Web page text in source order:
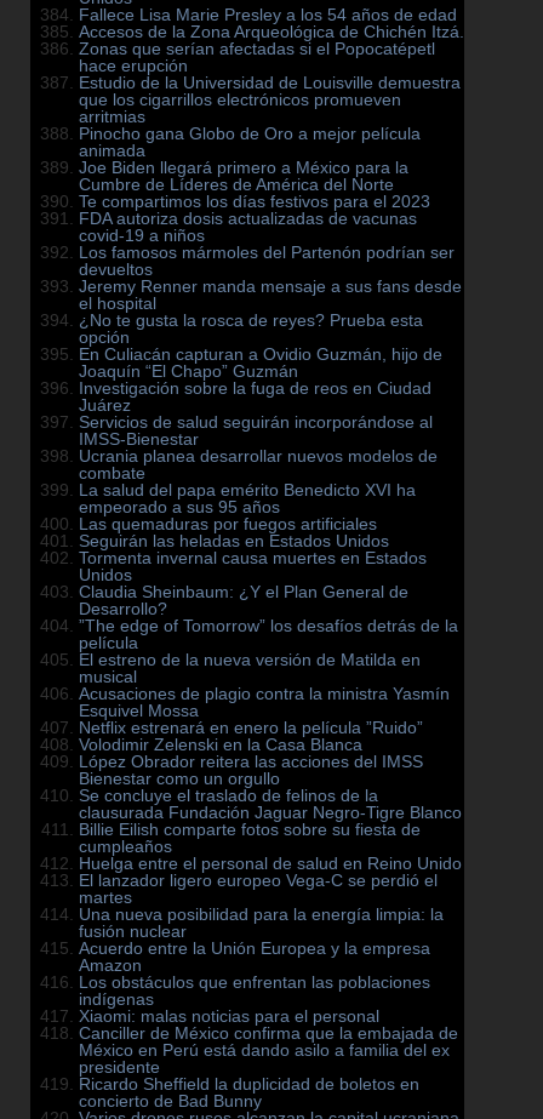
Fallece Lisa Marie Presley a los 54 años de edad
Accesos de la Zona Arqueológica de Chichén Itzá.
Zonas que serían afectadas si el Popocatépetl
hace erupción
Estudio de la Universidad de Louisville demuestra
que los cigarrillos electrónicos promueven
arritmias
Pinocho gana Globo de Oro a mejor película
animada
Joe Biden llegará primero a México para la
Cumbre de Líderes de América del Norte
Te compartimos los días festivos para el 2023
FDA autoriza dosis actualizadas de vacunas
covid-19 a niños
Los famosos mármoles del Partenón podrían ser
devueltos
Jeremy Renner manda mensaje a sus fans desde
el hospital
¿No te gusta la rosca de reyes? Prueba esta
opción
En Culiacán capturan a Ovidio Guzmán, hijo de
Joaquín “El Chapo” Guzmán
Investigación sobre la fuga de reos en Ciudad
Juárez
Servicios de salud seguirán incorporándose al
IMSS-Bienestar
Ucrania planea desarrollar nuevos modelos de
combate
La salud del papa emérito Benedicto XVI ha
empeorado a sus 95 años
Las quemaduras por fuegos artificiales
Seguirán las heladas en Estados Unidos
Tormenta invernal causa muertes en Estados
Unidos
Claudia Sheinbaum: ¿Y el Plan General de
Desarrollo?
”The edge of Tomorrow” los desafíos detrás de la
película
El estreno de la nueva versión de Matilda en
musical
Acusaciones de plagio contra la ministra Yasmín
Esquivel Mossa
Netflix estrenará en enero la película ”Ruido”
Volodimir Zelenski en la Casa Blanca
López Obrador reitera las acciones del IMSS
Bienestar como un orgullo
Se concluye el traslado de felinos de la
clausurada Fundación Jaguar Negro-Tigre Blanco
Billie Eilish comparte fotos sobre su fiesta de
cumpleaños
Huelga entre el personal de salud en Reino Unido
El lanzador ligero europeo Vega-C se perdió el
martes
Una nueva posibilidad para la energía limpia: la
fusión nuclear
Acuerdo entre la Unión Europea y la empresa
Amazon
Los obstáculos que enfrentan las poblaciones
indígenas
Xiaomi: malas noticias para el personal
Canciller de México confirma que la embajada de
México en Perú está dando asilo a familia del ex
presidente
Ricardo Sheffield la duplicidad de boletos en
concierto de Bad Bunny